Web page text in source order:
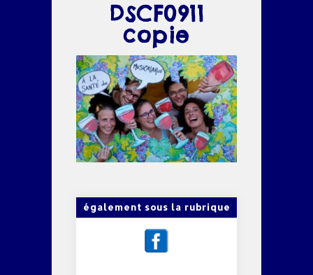
DSCF0911
copie
également sous la rubrique